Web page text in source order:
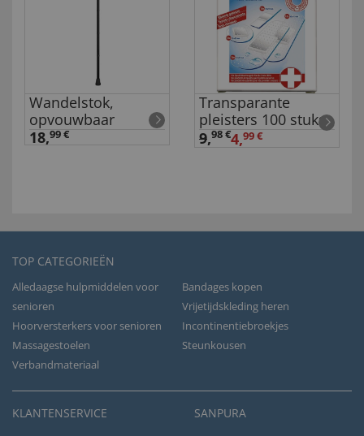
Wandelstok,
opvouwbaar
18,99 €
Transparante
pleisters 100 stuks
9,98 €4,99 €
TOP CATEGORIEËN
Alledaagse hulpmiddelen voor
senioren
Bandages kopen
Vrijetijdskleding heren
Hoorversterkers voor senioren
Incontinentiebroekjes
Massagestoelen
Steunkousen
Verbandmateriaal
KLANTENSERVICE SANPURA